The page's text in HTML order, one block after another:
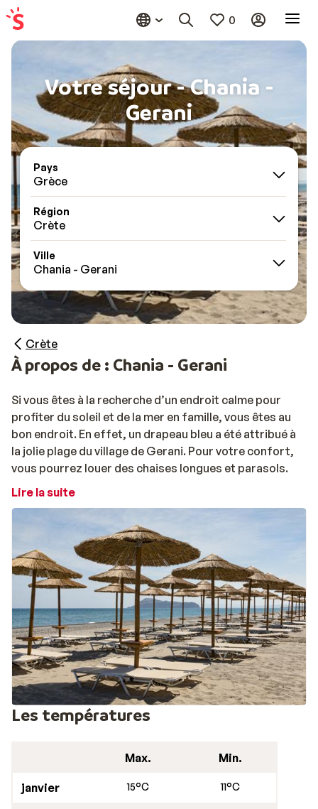
0
Votre séjour - Chania -
Gerani
Pays
Grèce
Région
Crète
Ville
Chania - Gerani
Crète
À propos de : Chania - Gerani
Si vous êtes à la recherche d’un endroit calme pour
profiter du soleil et de la mer en famille, vous êtes au
bon endroit. En effet, un drapeau bleu a été attribué à
la jolie plage du village de Gerani. Pour votre confort,
vous pourrez louer des chaises longues et parasols.
Lire la suite
Les températures
Max. Min.
janvier 15°C 11°C